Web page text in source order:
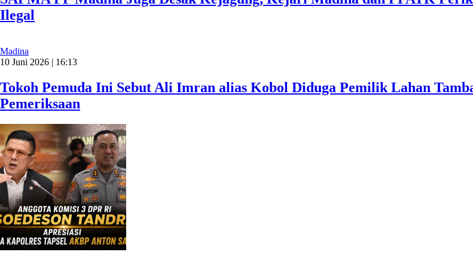
Ilegal
Madina
10 Juni 2026 | 16:13
Tokoh Pemuda Ini Sebut Ali Imran alias Kobol Diduga Pemilik Lahan
Pemeriksaan